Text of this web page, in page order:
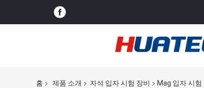
홈 제품 소개 자석 입자 시험 장비 Mag 입자 시